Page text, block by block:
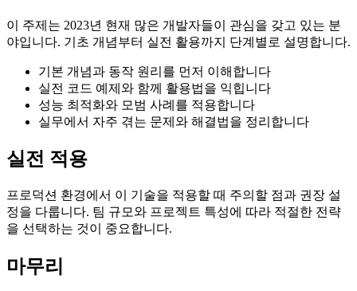
이 주제는 2023년 현재 많은 개발자들이 관심을 갖고 있는 분
야입니다. 기초 개념부터 실전 활용까지 단계별로 설명합니다.
기본 개념과 동작 원리를 먼저 이해합니다
실전 코드 예제와 함께 활용법을 익힙니다
성능 최적화와 모범 사례를 적용합니다
실무에서 자주 겪는 문제와 해결법을 정리합니다
실전 적용
프로덕션 환경에서 이 기술을 적용할 때 주의할 점과 권장 설
정을 다룹니다. 팀 규모와 프로젝트 특성에 따라 적절한 전략
을 선택하는 것이 중요합니다.
마무리